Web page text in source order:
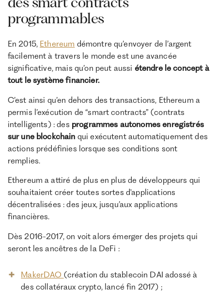
programmables
En 2015, Ethereum démontre qu’envoyer de l’argent
facilement à travers le monde est une avancée
significative, mais qu’on peut aussi étendre le concept à
tout le système financier.
C’est ainsi qu’en dehors des transactions, Ethereum a
permis l’exécution de “smart contracts” (contrats
intelligents) : des programmes autonomes enregistrés
sur une blockchain qui exécutent automatiquement des
actions prédéfinies lorsque ses conditions sont
remplies.
Ethereum a attiré de plus en plus de développeurs qui
souhaitaient créer toutes sortes d'applications
décentralisées : des jeux, jusqu’aux applications
financières.
Dès 2016-2017, on voit alors émerger des projets qui
seront les ancêtres de la DeFi :
MakerDAO (création du stablecoin DAI adossé à
des collatéraux crypto, lancé fin 2017) ;